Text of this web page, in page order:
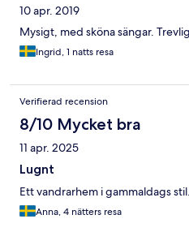
10 apr. 2019
Mysigt, med sköna sängar.
Ingrid, 1 natts resa
Verifierad recension
8/10 Mycket bra
11 apr. 2025
Lugnt
Ett vandrarhem i gammaldags
Anna, 4 nätters resa